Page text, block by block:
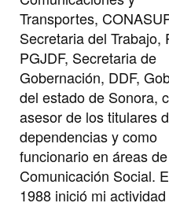
Transportes,
Secretaria del Trabajo,
PGJDF, Secretaria de
Gobernación, DDF,
del estado de Sonora,
asesor de los titulares
dependencias y como
funcionario en áreas de
Comunicación Social.
1988 inició mi